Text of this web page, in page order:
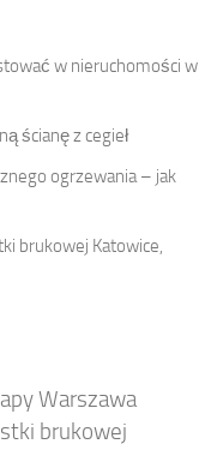
w nieruchomości w
ścianę z cegieł
ogrzewania – jak
brukowej Katowice,
Warszawa
brukowej